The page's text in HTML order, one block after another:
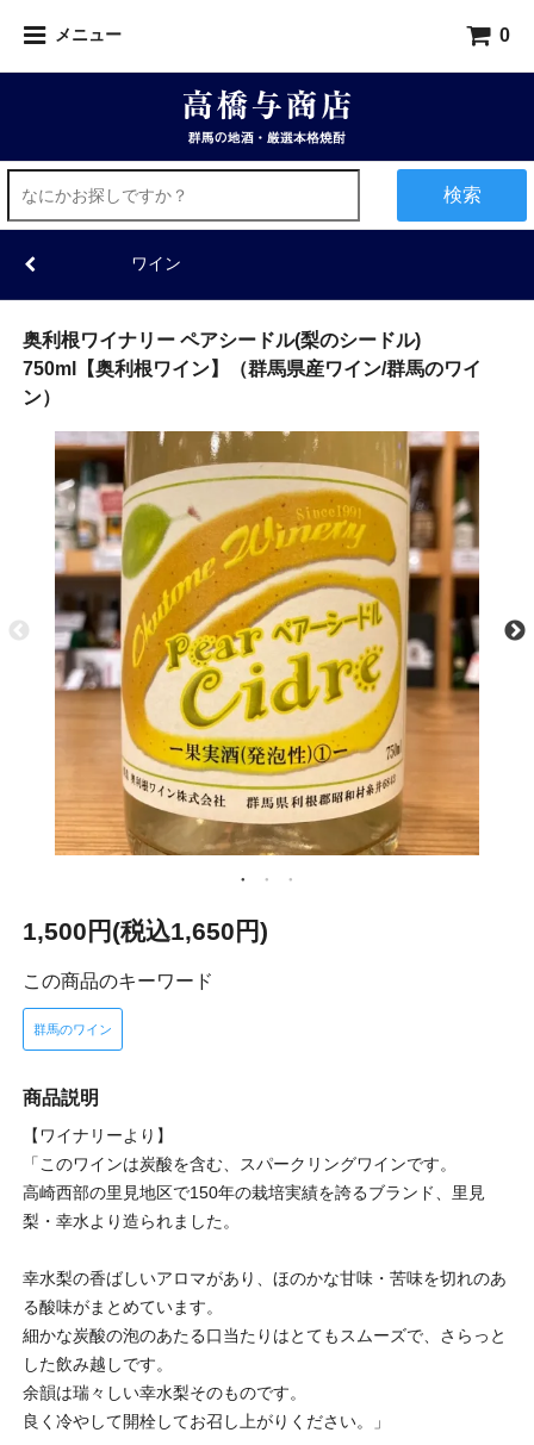
メニュー 0
検索
ワイン
奥利根ワイナリー ペアシードル(梨のシードル)
750ml【奥利根ワイン】（群馬県産ワイン/群馬のワイ
ン）
1,500円(税込1,650円)
この商品のキーワード
群馬のワイン
商品説明
【ワイナリーより】
「このワインは炭酸を含む、スパークリングワインです。
高崎西部の里見地区で150年の栽培実績を誇るブランド、里見
梨・幸水より造られました。
幸水梨の香ばしいアロマがあり、ほのかな甘味・苦味を切れのあ
る酸味がまとめています。
細かな炭酸の泡のあたる口当たりはとてもスムーズで、さらっと
した飲み越しです。
余韻は瑞々しい幸水梨そのものです。
良く冷やして開栓してお召し上がりください。」